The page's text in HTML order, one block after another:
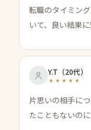
転職のタイミン
いて、良い結果
Y.T （20代）
片思いの相手に
たこともないの